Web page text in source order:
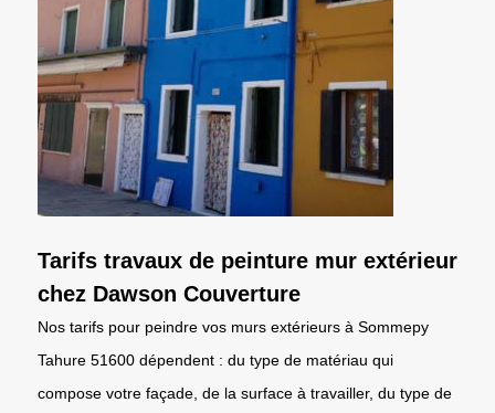
Tarifs travaux de peinture mur extérieur
chez Dawson Couverture
Nos tarifs pour peindre vos murs extérieurs à Sommepy
Tahure 51600 dépendent : du type de matériau qui
compose votre façade, de la surface à travailler, du type de